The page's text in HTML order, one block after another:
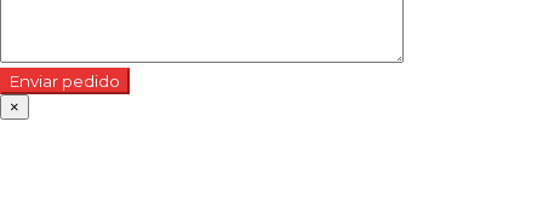
Enviar pedido
×